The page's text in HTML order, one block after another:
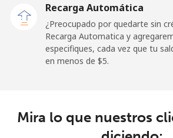
Celular ⁦34.5¢⁩ 14
Belize
Celular 15
Recarga Automática
¿Preocupado por quedarte sin
Recarga Automatica y
especifiques, cada vez que tu
en menos de ⁦$5⁩.
Mira lo que nuestros